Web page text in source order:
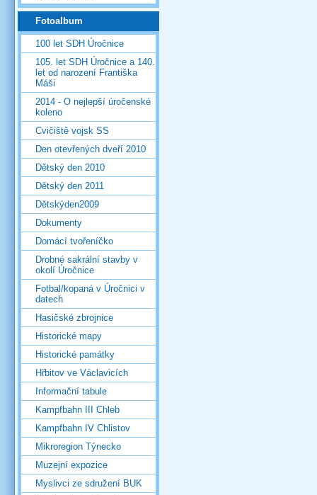
Fotoalbum
100 let SDH Úročnice
105. let SDH Úročnice a 140.
let od narození Františka
Máši
2014 - O nejlepší úročenské
koleno
Cvičiště vojsk SS
Den otevřených dveří 2010
Dětský den 2010
Dětský den 2011
Dětskýden2009
Dokumenty
Domácí tvořeníčko
Drobné sakrální stavby v
okolí Úročnice
Fotbal/kopaná v Úročnici v
datech
Hasičské zbrojnice
Historické mapy
Historické památky
Hřbitov ve Václavicích
Informační tabule
Kampfbahn III Chleb
Kampfbahn IV Chlistov
Mikroregion Týnecko
Muzejní expozice
Myslivci ze sdružení BUK